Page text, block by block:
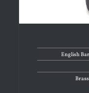
English